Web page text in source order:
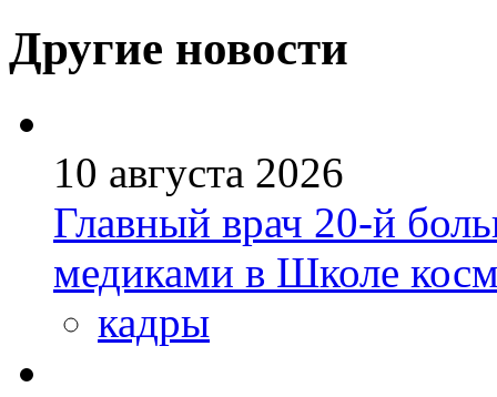
Другие новости
10 августа 2026
Главный врач 20-й
медиками в Школе
кадры